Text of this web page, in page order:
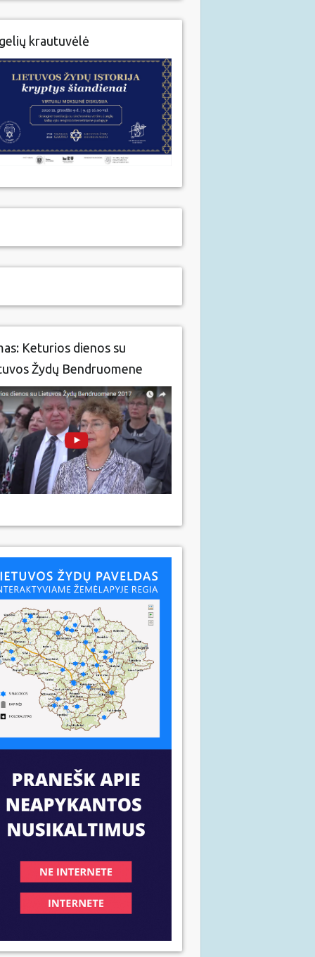
krautuvėlė
Keturios dienos su
Žydų Bendruomene